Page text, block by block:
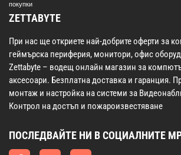
покупки
ZETTABYTE
При нас ще откриете най-добрите оферти за
геймърска периферия, монитори, офис
Zettabyte – водещ онлайн магазин за
аксесоари. Безплатна доставка и гаранция.
монтаж и настройка на системи за
Контрол на достъп и пожароизвестяване
ПОСЛЕДВАЙТЕ НИ В СОЦИАЛНИТЕ